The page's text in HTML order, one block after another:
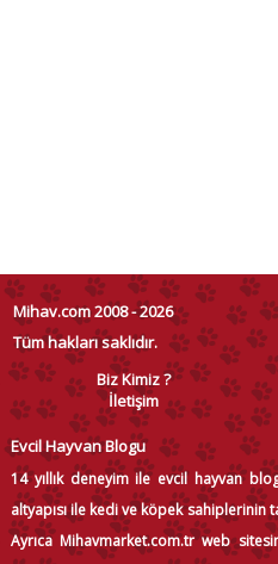
Mihav.com 2008 - 2026
Tüm hakları saklıdır.
Biz Kimiz ?
İletişim
Evcil Hayvan Blogu
14 yıllık deneyim ile evcil hayvan
altyapısı ile kedi ve köpek sahiplerinin
Ayrıca Mihavmarket.com.tr web